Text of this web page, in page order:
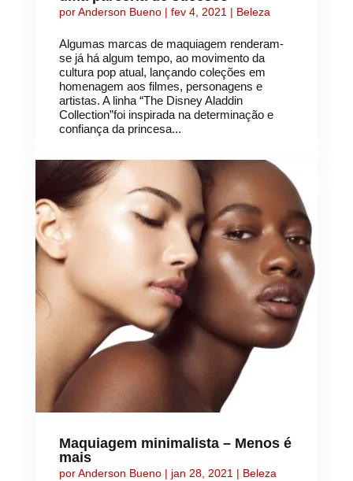
porAnderson Bueno| fev 4, 2021 | Beleza
Algumas marcas de maquiagem renderam-
se já há algum tempo, ao movimento da
cultura pop atual, lançando coleções em
homenagem aos filmes, personagens e
artistas. A linha “The Disney Aladdin
Collection”foi inspirada na determinação e
confiança da princesa...
Maquiagem minimalista – Menos é
mais
porAnderson Bueno| jan 28, 2021 | Beleza